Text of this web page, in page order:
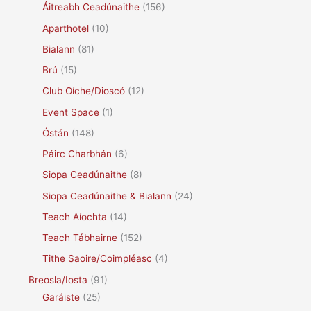
Áitreabh Ceadúnaithe (156)
Aparthotel (10)
Bialann (81)
Brú (15)
Club Oíche/Dioscó (12)
Event Space (1)
Óstán (148)
Páirc Charbhán (6)
Siopa Ceadúnaithe (8)
Siopa Ceadúnaithe & Bialann (24)
Teach Aíochta (14)
Teach Tábhairne (152)
Tithe Saoire/Coimpléasc (4)
Breosla/Iosta (91)
Garáiste (25)